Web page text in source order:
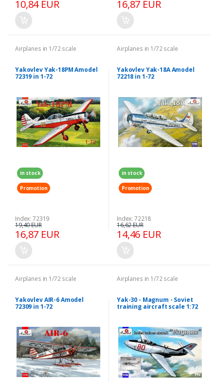
10,84 EUR 16,87 EUR
Airplanes in 1/72 scale
Yakovlev Yak-18PM Amodel
72319 in 1-72
in stock
Promotion
Index: 72319
16,87 EUR
19,40 EUR
Airplanes in 1/72 scale
Yakovlev Yak-18A Amodel
72218 in 1-72
in stock
Promotion
Index: 72218
14,46 EUR
16,62 EUR
Airplanes in 1/72 scale
Yakovlev AIR-6 Amodel
72309 in 1-72
Airplanes in 1/72 scale
Yak-30 - Magnum - Soviet
training aircraft scale 1:72